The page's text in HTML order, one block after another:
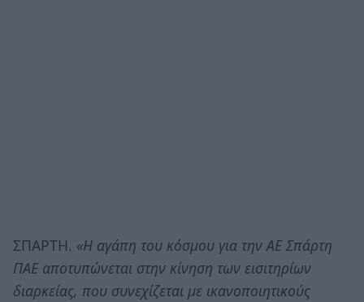
ΣΠΑΡΤΗ. «Η αγάπη του κόσμου για την ΑΕ Σπάρτη
ΠΑΕ αποτυπώνεται στην κίνηση των εισιτηρίων
διαρκείας, που συνεχίζεται με ικανοποιητικούς